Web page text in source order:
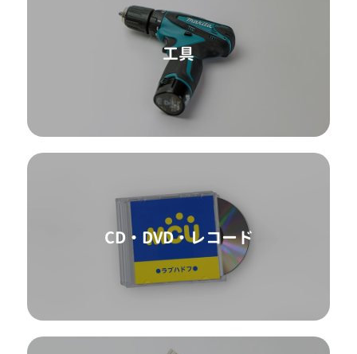
工具
CD・DVD・レコード